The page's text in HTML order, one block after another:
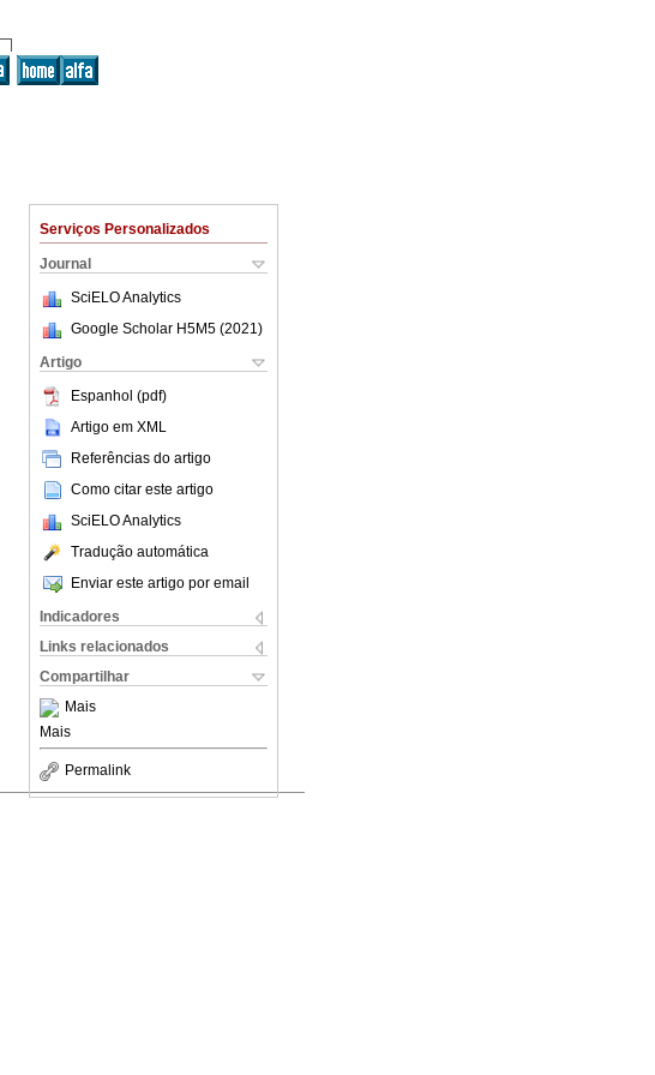
Serviços Personalizados
Journal
SciELO Analytics
Google Scholar H5M5 (2021 )
Artigo
Espanhol (pdf)
Artigo em XML
Referências do artigo
Como citar este artigo
SciELO Analytics
Tradução automática
Enviar este artigo por email
Indicadores
Links relacionados
Compartilhar
Mais
Mais
Permalink